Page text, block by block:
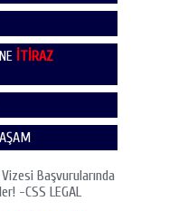
İTİRAZ
Başvurularında
-CSS LEGAL